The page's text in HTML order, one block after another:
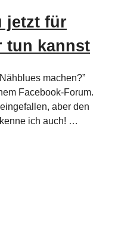
jetzt für
tun kannst
machen?”
Facebook-Forum.
aber den
ich auch! …